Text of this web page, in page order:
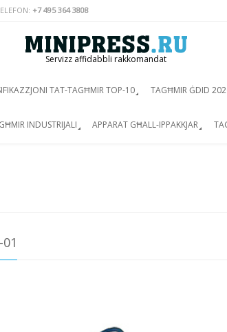
+7 495 364 3808
Servizz affidabbli rakkomandat
TAT-TAGĦMIR TOP-10 TAGĦMIR ĠDID
INDUSTRIJALI APPARAT GĦALL-IPPAKKJAR